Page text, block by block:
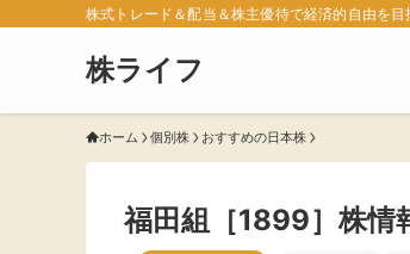
株式トレード＆配当＆株主優待で経済的自由を
株ライフ
ホーム 個別株 おすすめの日本株
福田組［1899］株情